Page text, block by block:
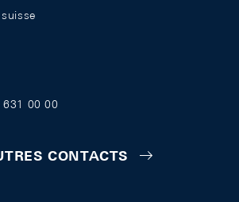
631 00 00
CONTACTS